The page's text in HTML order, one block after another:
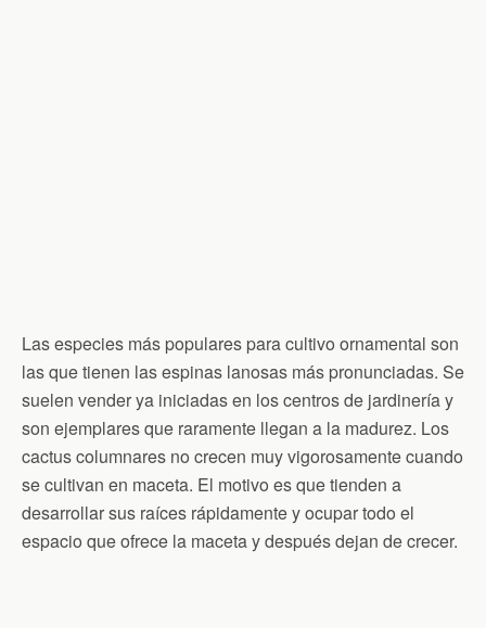
Las especies más populares para cultivo ornamental son
las que tienen las espinas lanosas más pronunciadas. Se
suelen vender ya iniciadas en los centros de jardinería y
son ejemplares que raramente llegan a la madurez. Los
cactus columnares no crecen muy vigorosamente cuando
se cultivan en maceta. El motivo es que tienden a
desarrollar sus raíces rápidamente y ocupar todo el
espacio que ofrece la maceta y después dejan de crecer.